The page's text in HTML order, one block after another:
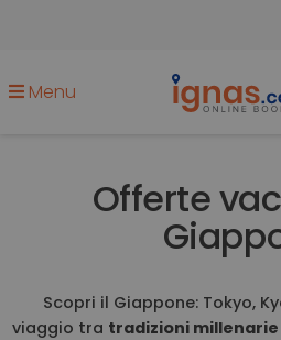
Menu
Offerte
Scopri il Giappone: Tokyo,
viaggio tra tradizioni millenarie